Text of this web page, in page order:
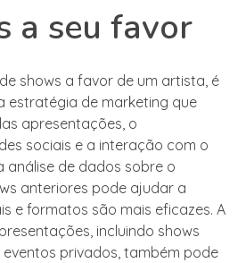
a seu favor
shows a favor de um artista, é
estratégia de marketing que
apresentações, o
sociais e a interação com o
análise de dados sobre o
anteriores pode ajudar a
e formatos são mais eficazes. A
incluindo shows
eventos privados, também pode